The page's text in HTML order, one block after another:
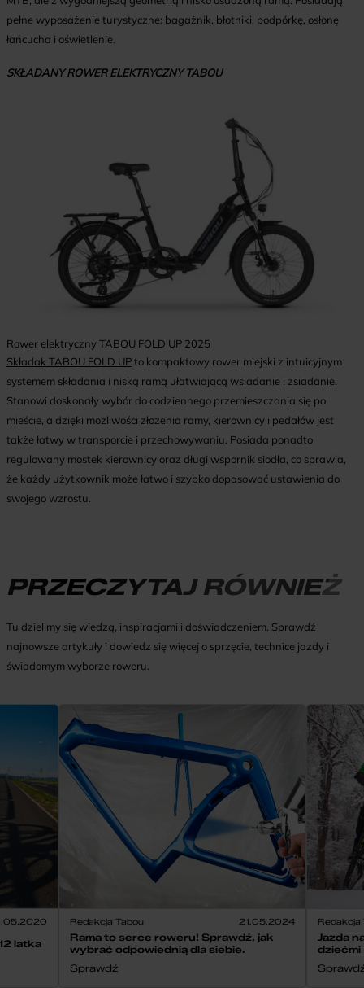
pełne wyposażenie turystyczne: bagażnik, błotniki, podpórkę, osłonę
łańcucha i oświetlenie.
SKŁADANY ROWER ELEKTRYCZNY TABOU
Rower elektryczny TABOU FOLD UP 2025
Składak TABOU FOLD UPto kompaktowy rower miejski z intuicyjnym
systemem składania i niską ramą ułatwiającą wsiadanie i zsiadanie.
Stanowi doskonały wybór do codziennego przemieszczania się po
mieście, a dzięki możliwości złożenia ramy, kierownicy i pedałów jest
także łatwy w transporcie i przechowywaniu. Posiada ponadto
regulowany mostek kierownicy oraz długi wspornik siodła, co sprawia,
że każdy użytkownik może łatwo i szybko dopasować ustawienia do
swojego wzrostu.
PRZECZYTAJ RÓWNIEŻ
Tu dzielimy się wiedzą, inspiracjami i doświadczeniem. Sprawdź
najnowsze artykuły i dowiedz się więcej o sprzęcie, technice jazdy i
świadomym wyborze roweru.
latka
Redakcja Tabou 21.05.2024
Rama to serce roweru! Sprawdź, jak
wybrać odpowiednią dla siebie.
Sprawdź
Redakcja
Jazda
dziećmi